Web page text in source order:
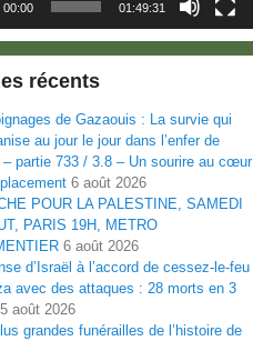
00:00 01:49:31
récents
de Gazaouis : La survie qui
au jour le jour dans l’enfer de
– partie 733 / 3.8 – Un sourire au cœur
6 août 2026
POUR LA PALESTINE, SAMEDI
PARIS 19H, METRO
6 août 2026
d’Israël à l’accord de cessez-le-feu
avec des attaques : 28 morts en 3
5 août 2026
grandes funérailles de l’histoire de